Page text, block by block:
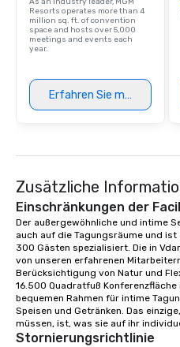
Resorts operates more than 4
million sq. ft. of convention
space and hosts over 5,000
meetings and events each
year.
Erfahren Sie mehr
Zusätzliche
Einschränkungen der
Der außergewöhnliche und intime
auch auf die Tagungsräume und ist
300 Gästen spezialisiert. Die in
von unseren erfahrenen
Berücksichtigung von Natur und
16.500 Quadratfuß
bequemen Rahmen für intime
Speisen und Getränken. Das
müssen, ist, was sie auf ihr
Stornierungsrichtlinie